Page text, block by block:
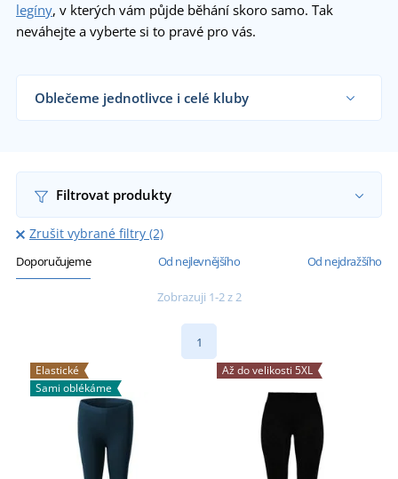
legíny, v kterých vám půjde běhání skoro samo. Tak
neváhejte a vyberte si to pravé pro vás.
Oblečeme jednotlivce i celé kluby
Filtrovat produkty
Zrušit vybrané filtry (2)
Doporučujeme Od nejlevnějšího Od nejdražšího
Zobrazuji 1-2 z 2
1
Elastické
Sami oblékáme
Až do velikosti 5XL